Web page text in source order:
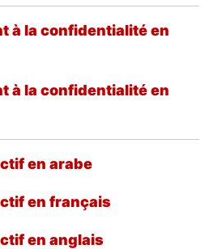
à la confidentialité en
à la confidentialité en
en arabe
en français
en anglais